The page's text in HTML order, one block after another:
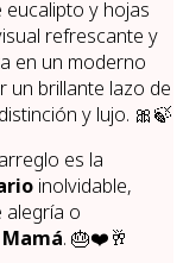
y hojas
refrescante y
en un moderno
un brillante lazo de
y lujo. 🎀🍃
es la
inolvidable,
alegría o
. 🎂❤️🥂